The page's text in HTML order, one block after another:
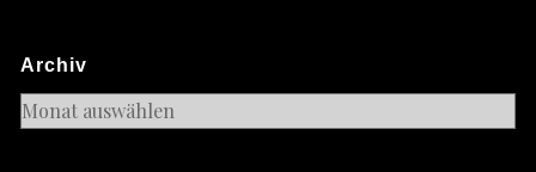
Archiv
Archiv